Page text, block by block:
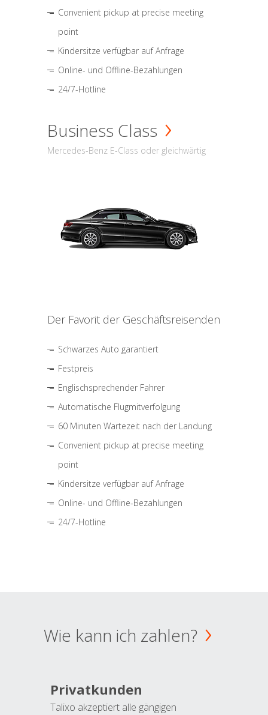
Convenient pickup at precise meeting
point
Kindersitze verfügbar auf Anfrage
Online- und Offline-Bezahlungen
24/7-Hotline
Business Class
Mercedes-Benz E-Class oder gleichwärtig
Der Favorit der Geschäftsreisenden
Schwarzes Auto garantiert
Festpreis
Englischsprechender Fahrer
Automatische Flugmitverfolgung
60 Minuten Wartezeit nach der Landung
Convenient pickup at precise meeting
point
Kindersitze verfügbar auf Anfrage
Online- und Offline-Bezahlungen
24/7-Hotline
Wie kann ich zahlen?
Privatkunden
Talixo akzeptiert alle gängigen